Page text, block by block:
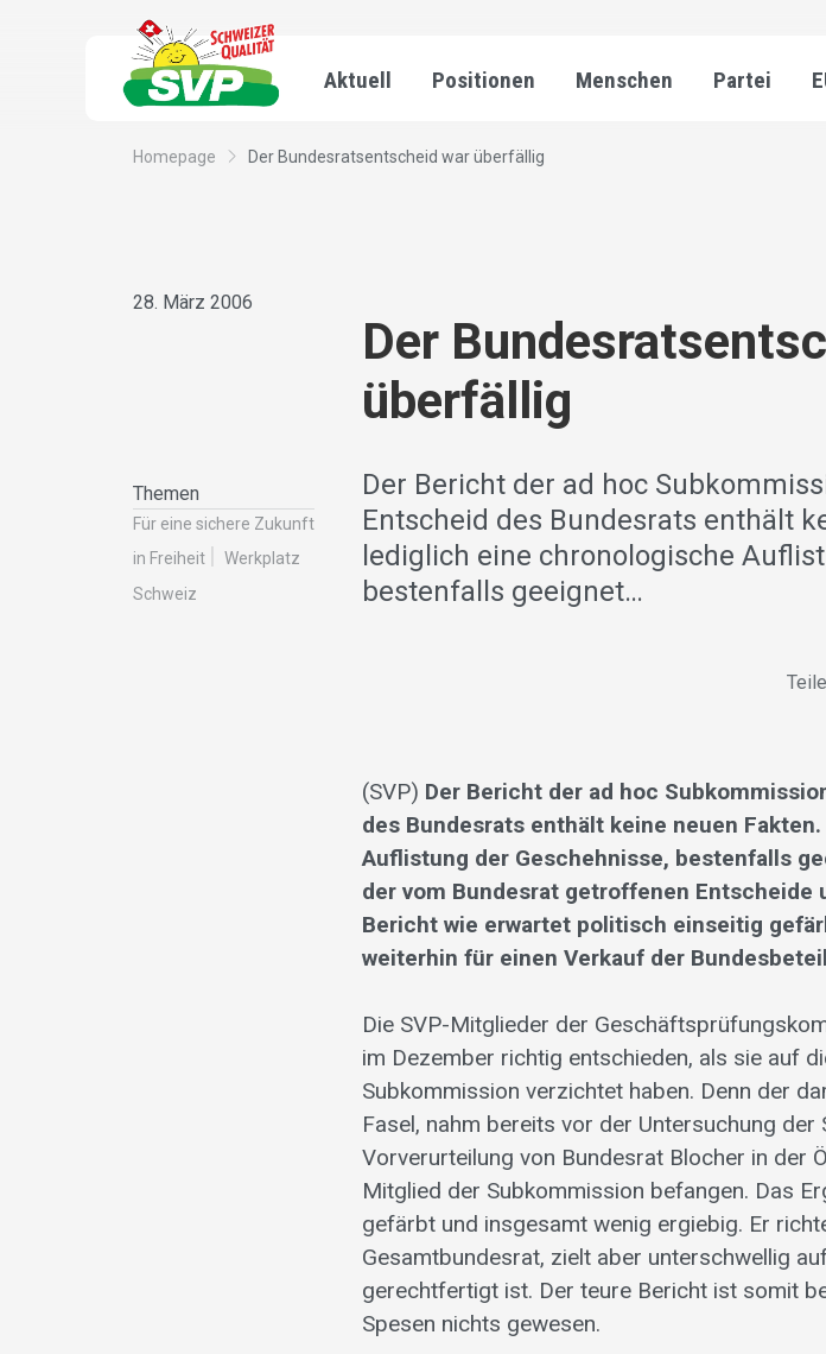
Aktuell Positionen Menschen Partei
Homepage Der Bundesratsentscheid war überfällig
28. März 2006
Themen
Für eine sichere Zukunft
in Freiheit
Werkplatz
Schweiz
Der
überfällig
Der Bericht der ad hoc
Entscheid des Bundesrats enthält
lediglich eine chronologische
bestenfalls geeignet…
(SVP) Der Bericht der ad hoc
des Bundesrats enthält keine neuen
Auflistung der Geschehnisse, bestenfalls
der vom Bundesrat getroffenen
Bericht wie erwartet politisch einseitig
weiterhin für einen Verkauf der
Die SVP-Mitglieder der
im Dezember richtig entschieden, als sie auf
Subkommission verzichtet haben. Denn der
Fasel, nahm bereits vor der Untersuchung
Vorverurteilung von Bundesrat Blocher in der
Mitglied der Subkommission befangen. Das
gefärbt und insgesamt wenig ergiebig. Er
Gesamtbundesrat, zielt aber unterschwellig
gerechtfertigt ist. Der teure Bericht ist somit
Spesen nichts gewesen.